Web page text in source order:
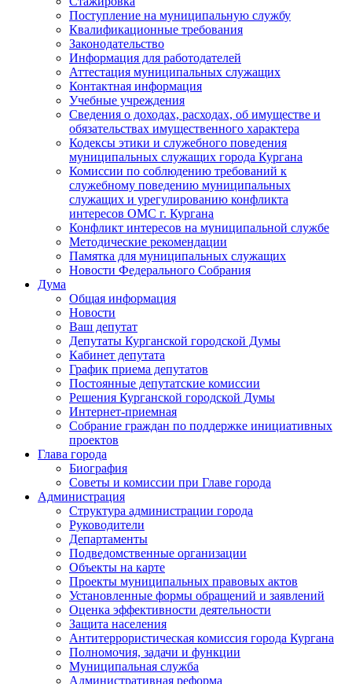
Поступление на муниципальную службу
Квалификационные требования
Законодательство
Информация для работодателей
Аттестация муниципальных служащих
Контактная информация
Учебные учреждения
Сведения о доходах, расходах, об имуществе и
обязательствах имущественного характера
Кодексы этики и служебного поведения
муниципальных служащих города Кургана
Комиссии по соблюдению требований к
служебному поведению муниципальных
служащих и урегулированию конфликта
интересов ОМС г. Кургана
Конфликт интересов на муниципальной службе
Методические рекомендации
Памятка для муниципальных служащих
Новости Федерального Cобрания
Дума
Общая информация
Новости
Ваш депутат
Депутаты Курганской городской Думы
Кабинет депутата
График приема депутатов
Постоянные депутатские комиссии
Решения Курганской городской Думы
Интернет-приемная
Собрание граждан по поддержке инициативных
проектов
Глава города
Биография
Советы и комиссии при Главе города
Администрация
Структура администрации города
Руководители
Департаменты
Подведомственные организации
Объекты на карте
Проекты муниципальных правовых актов
Установленные формы обращений и заявлений
Оценка эффективности деятельности
Защита населения
Антитеррористическая комиссия города Кургана
Полномочия, задачи и функции
Муниципальная служба
Административная реформа